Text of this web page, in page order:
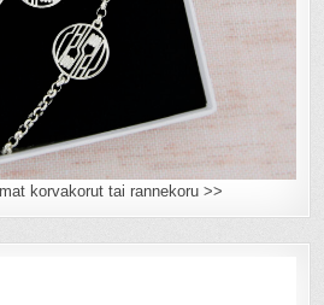
korvakorut tai rannekoru >>